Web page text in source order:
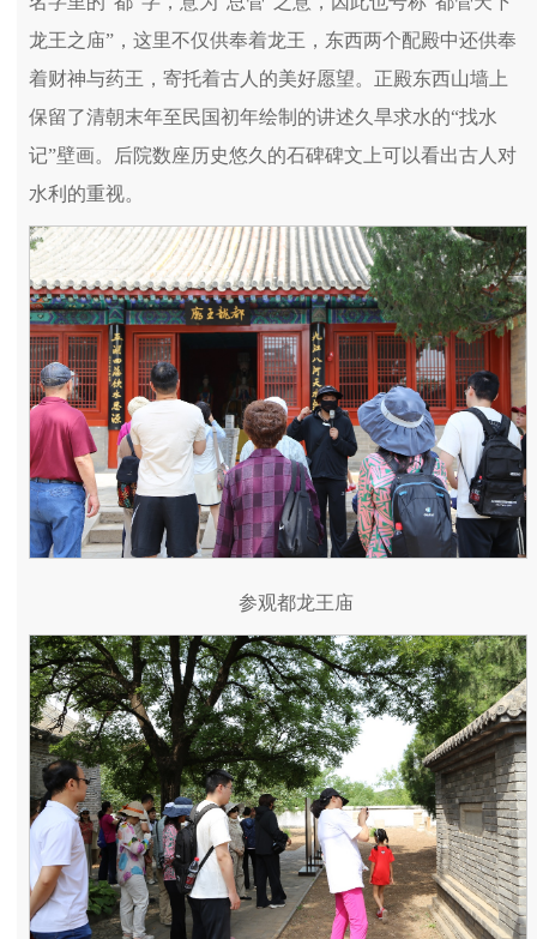
龙王之庙”，这里不仅供奉着龙王，东西两个配殿中还供奉
着财神与药王，寄托着古人的美好愿望。正殿东西山墙上
保留了清朝末年至民国初年绘制的讲述久旱求水的“找水
记”壁画。后院数座历史悠久的石碑碑文上可以看出古人对
水利的重视。
参观都龙王庙